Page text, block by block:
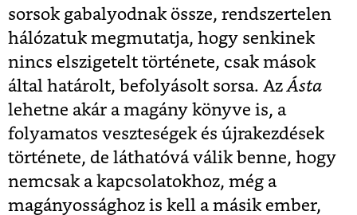
sorsok gabalyodnak össze, rendszertelen
hálózatuk megmutatja, hogy senkinek
nincs elszigetelt története, csak mások
által határolt, befolyásolt sorsa. Az Ásta
lehetne akár a magány könyve is, a
folyamatos veszteségek és újrakezdések
története, de láthatóvá válik benne, hogy
nemcsak a kapcsolatokhoz, még a
magányossághoz is kell a másik ember,